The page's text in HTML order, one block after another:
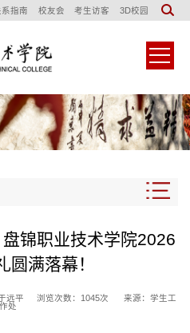
指南 校友会 考生访客 3D校园
锦职业技术学院2026
圆满落幕！
远平 浏览次数： 1045次
来源：学生工
作处